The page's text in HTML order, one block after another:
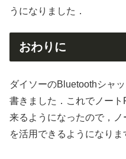
うになりました．
おわりに
ダイソーのBluetoothシャ
書きました．これでノー
来るようになったので，
を活用できるようになりま